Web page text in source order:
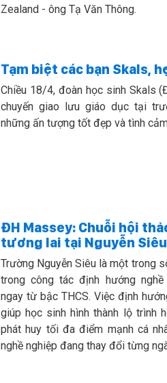
Zealand - ông Tạ Văn Thông.
Tạm biệt các bạn Skals,
Chiều 18/4, đoàn học sinh Skals
chuyến giao lưu giáo dục tại
những ấn tượng tốt đẹp và tình
ĐH Massey: Chuỗi hội
tương lai tại Nguyễn Siêu
Trường Nguyễn Siêu là một trong
trong công tác định hướng
ngay từ bậc THCS. Việc định
giúp học sinh hình thành lộ trình
phát huy tối đa điểm mạnh cá
nghề nghiệp đang thay đổi từng